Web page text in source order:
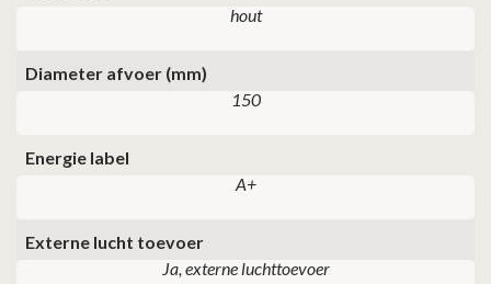
hout
Diameter afvoer (mm)
150
Energie label
A+
Externe lucht toevoer
Ja, externe luchttoevoer